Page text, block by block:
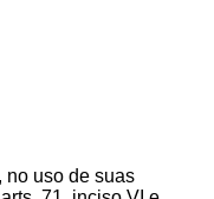
no uso de suas